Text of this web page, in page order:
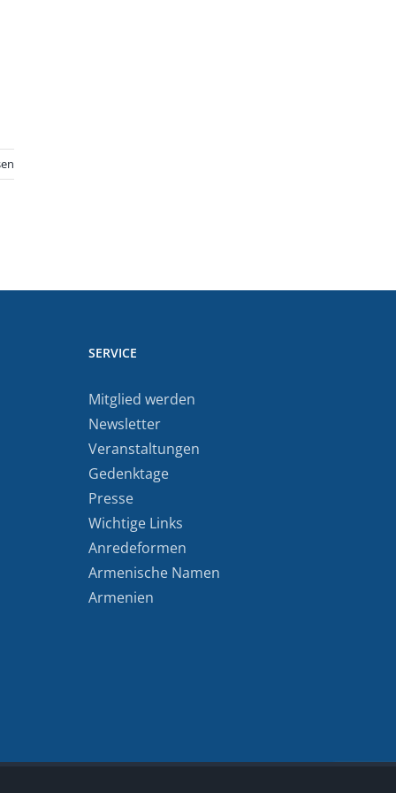
SERVICE
Mitglied werden
Newsletter
Veranstaltungen
Gedenktage
Presse
Wichtige Links
Anredeformen
Armenische Namen
Armenien